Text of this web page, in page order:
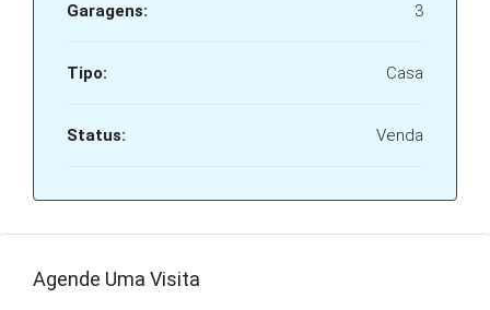
Garagens: 3
Tipo: Casa
Status: Venda
Agende Uma Visita